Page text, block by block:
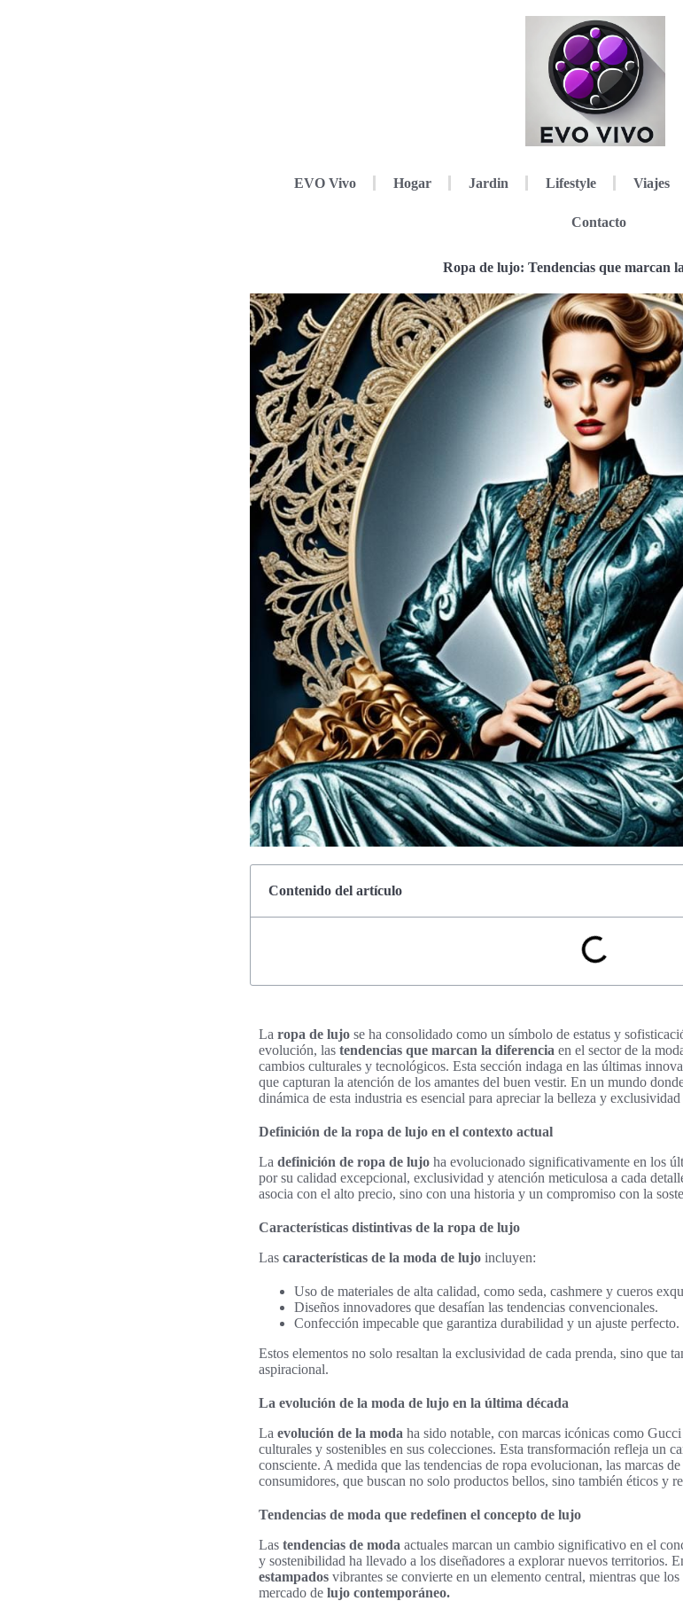
EVO Vivo Hogar Jardin Lifestyle Viajes
Contacto
Ropa de lujo: Tendencias que marcan
Contenido del artículo
La ropa de lujo se ha consolidado como un símbolo de estatus y
evolución, las tendencias que marcan la diferencia en el sector de la
cambios culturales y tecnológicos. Esta sección indaga en las últimas
que capturan la atención de los amantes del buen vestir. En un mundo
dinámica de esta industria es esencial para apreciar la belleza y exclusividad
Definición de la ropa de lujo en el contexto actual
La definición de ropa de lujo ha evolucionado significativamente en los
por su calidad excepcional, exclusividad y atención meticulosa a cada
asocia con el alto precio, sino con una historia y un compromiso con la
Características distintivas de la ropa de lujo
Las características de la moda de lujo incluyen:
Uso de materiales de alta calidad, como seda, cashmere y cueros
Diseños innovadores que desafían las tendencias convencionales.
Confección impecable que garantiza durabilidad y un ajuste perfecto.
Estos elementos no solo resaltan la exclusividad de cada prenda, sino que
aspiracional.
La evolución de la moda de lujo en la última década
La evolución de la moda ha sido notable, con marcas icónicas como
culturales y sostenibles en sus colecciones. Esta transformación refleja un
consciente. A medida que las tendencias de ropa evolucionan, las marcas
consumidores, que buscan no solo productos bellos, sino también éticos y
Tendencias de moda que redefinen el concepto de lujo
Las tendencias de moda actuales marcan un cambio significativo en el
y sostenibilidad ha llevado a los diseñadores a explorar nuevos territorios.
estampados vibrantes se convierte en un elemento central, mientras que los
mercado de lujo contemporáneo.